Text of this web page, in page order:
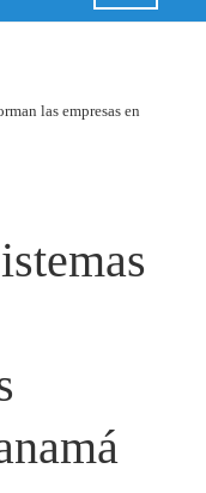
las empresas en